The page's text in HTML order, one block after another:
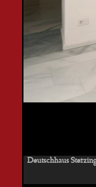
Deutschhaus